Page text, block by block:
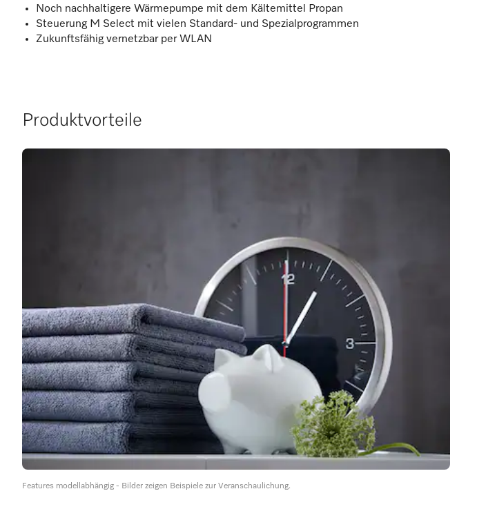
Noch nachhaltigere Wärmepumpe mit dem Kältemittel Propan
Steuerung M Select mit vielen Standard- und Spezialprogrammen
Zukunftsfähig vernetzbar per WLAN
Produktvorteile
Features modellabhängig - Bilder zeigen Beispiele zur Veranschaulichung.